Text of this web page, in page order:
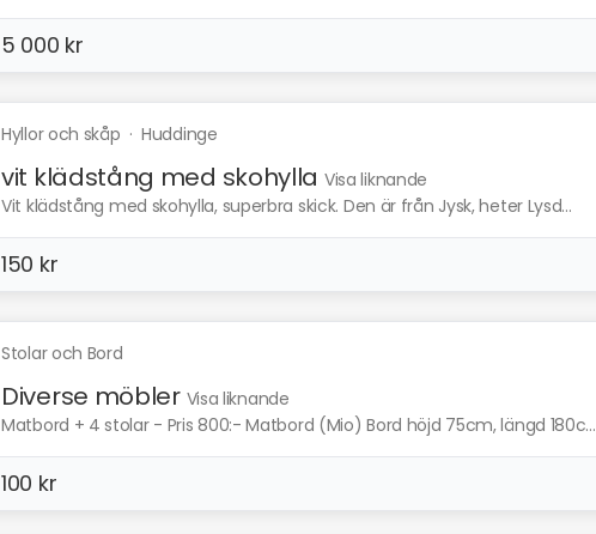
5 000 kr
Hyllor och skåp · Huddinge
vit klädstång med skohylla Visa liknande
Vit klädstång med skohylla, superbra skick. Den är från Jysk, heter Lysd...
150 kr
Stolar och Bord
Diverse möbler Visa liknande
Matbord + 4 stolar - Pris 800:- Matbord (Mio) Bord höjd 75cm, längd 180c...
100 kr